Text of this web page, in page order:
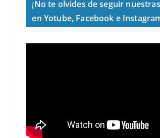
¡No te olvides de seguir
en Yotube, Facebook e